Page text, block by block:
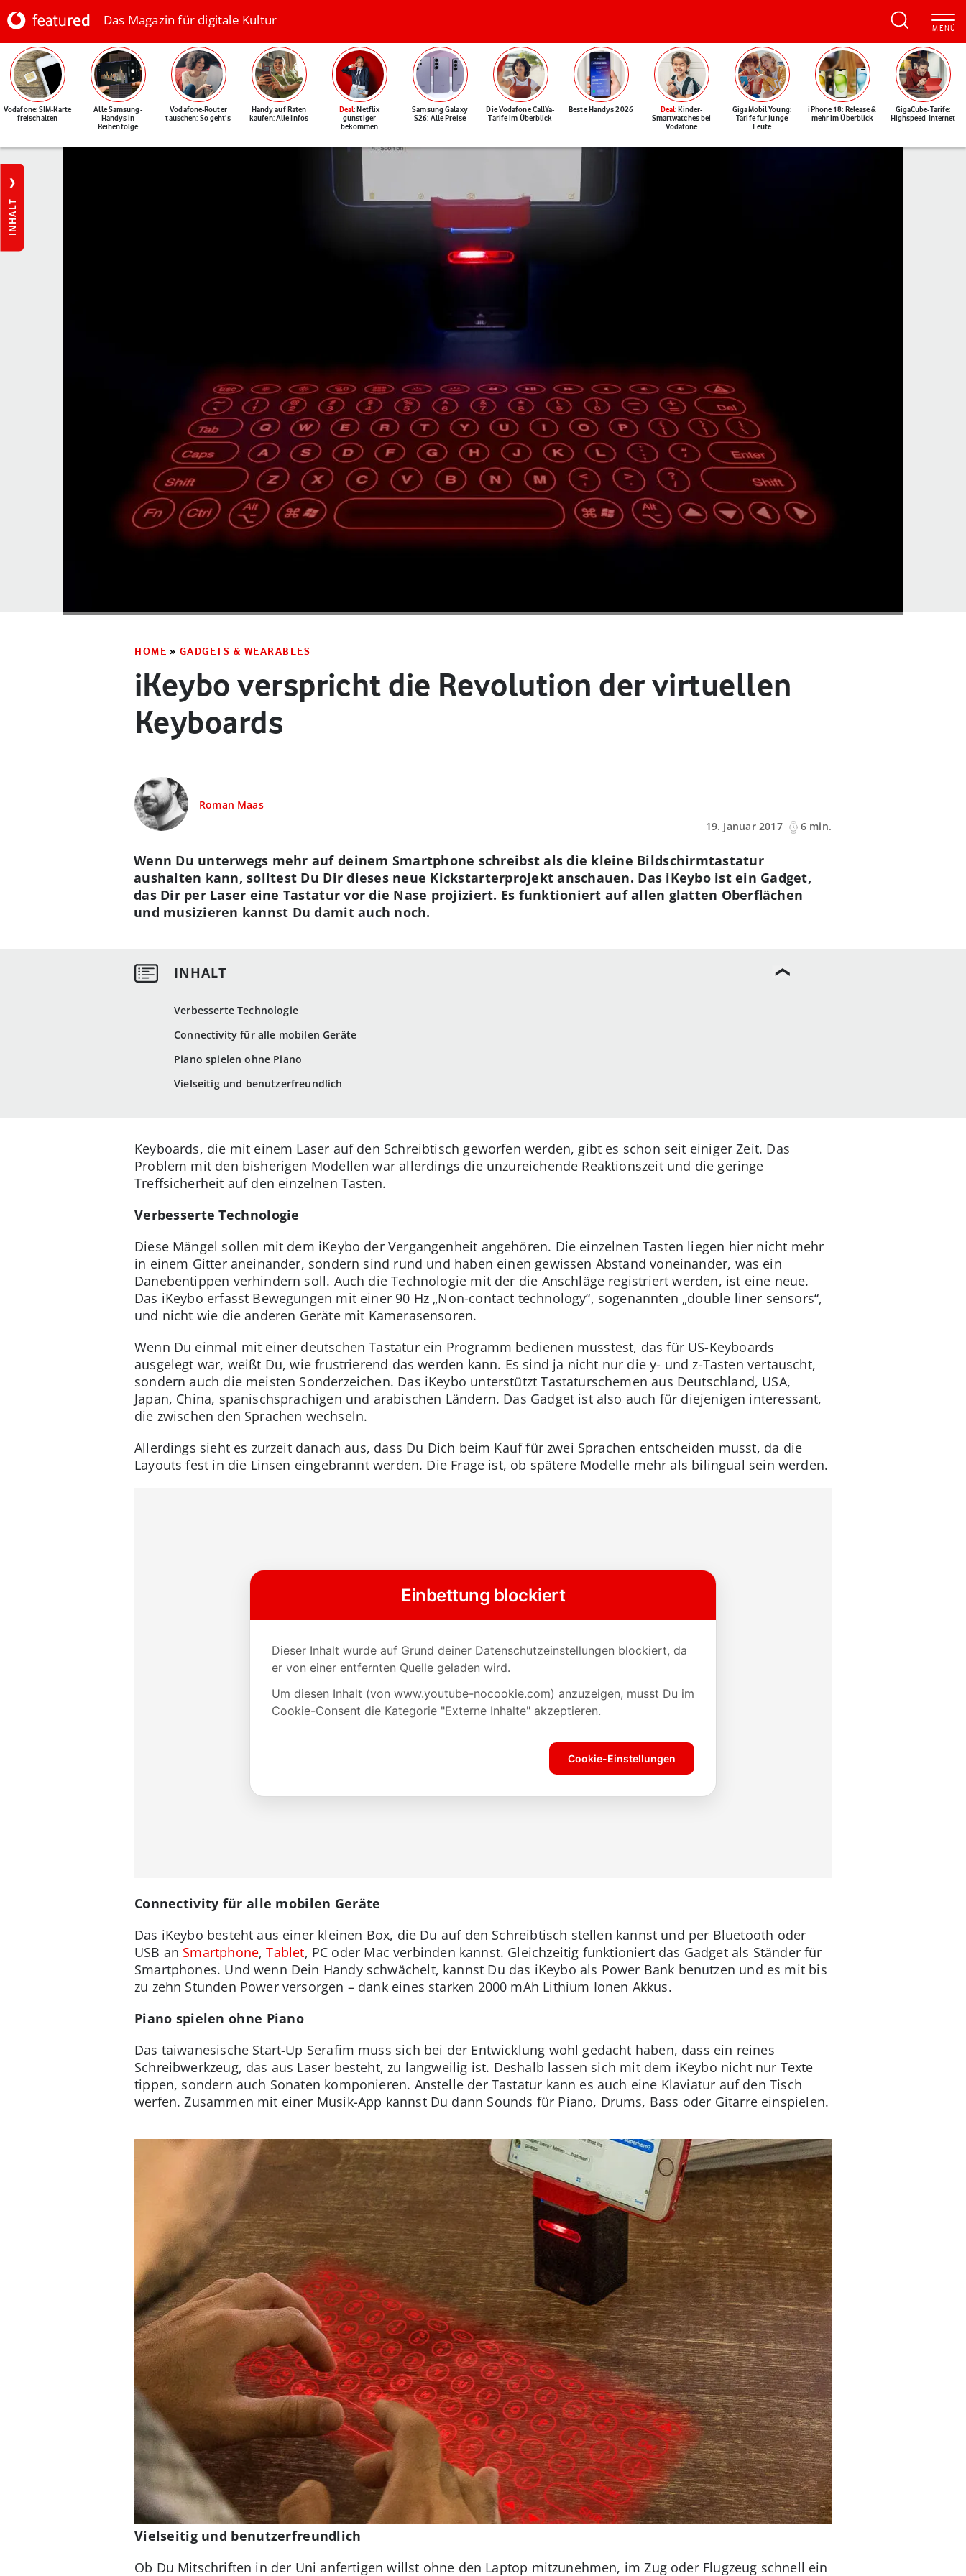
Das Magazin für digitale Kultur
Vodafone: SIM-Karte
freischalten
Alle Samsung-
Handys in
Reihenfolge
Vodafone-Router
tauschen: So geht's
Handy auf Raten
kaufen: Alle Infos
Deal: Netflix
günstiger
bekommen
Samsung Galaxy
S26: Alle Preise
Die Vodafone CallYa-
Tarife im Überblick
Beste Handys 2026 Deal: Kinder-
Smartwatches bei
Vodafone
GigaMobil Young:
Tarife für junge
Leute
iPhone 18: Release &
mehr im Überblick
GigaCube-Tarife:
Highspeed-Internet
INHALT
HOME » GADGETS & WEARABLES
iKeybo verspricht die Revolution der virtuellen
Keyboards
Roman Maas
19. Januar 2017
6 min.
Verbesserte Technologie
Connectivity für alle mobilen Geräte
Piano spielen ohne Piano
Vielseitig und benutzerfreundlich
Wenn Du unterwegs mehr auf deinem Smartphone schreibst als die kleine Bildschirmtastatur
aushalten kann, solltest Du Dir dieses neue Kickstarterprojekt anschauen. Das iKeybo ist ein Gadget,
das Dir per Laser eine Tastatur vor die Nase projiziert. Es funktioniert auf allen glatten Oberflächen
und musizieren kannst Du damit auch noch.
Keyboards, die mit einem Laser auf den Schreibtisch geworfen werden, gibt es schon seit einiger Zeit. Das
Problem mit den bisherigen Modellen war allerdings die unzureichende Reaktionszeit und die geringe
Treffsicherheit auf den einzelnen Tasten.
Verbesserte Technologie
Diese Mängel sollen mit dem iKeybo der Vergangenheit angehören. Die einzelnen Tasten liegen hier nicht mehr
in einem Gitter aneinander, sondern sind rund und haben einen gewissen Abstand voneinander, was ein
Danebentippen verhindern soll. Auch die Technologie mit der die Anschläge registriert werden, ist eine neue.
Das iKeybo erfasst Bewegungen mit einer 90 Hz „Non-contact technology“, sogenannten „double liner sensors“,
und nicht wie die anderen Geräte mit Kamerasensoren.
Wenn Du einmal mit einer deutschen Tastatur ein Programm bedienen musstest, das für US-Keyboards
ausgelegt war, weißt Du, wie frustrierend das werden kann. Es sind ja nicht nur die y- und z-Tasten vertauscht,
sondern auch die meisten Sonderzeichen. Das iKeybo unterstützt Tastaturschemen aus Deutschland, USA,
Japan, China, spanischsprachigen und arabischen Ländern. Das Gadget ist also auch für diejenigen interessant,
die zwischen den Sprachen wechseln.
Allerdings sieht es zurzeit danach aus, dass Du Dich beim Kauf für zwei Sprachen entscheiden musst, da die
Layouts fest in die Linsen eingebrannt werden. Die Frage ist, ob spätere Modelle mehr als bilingual sein werden.
Connectivity für alle mobilen Geräte
Das iKeybo besteht aus einer kleinen Box, die Du auf den Schreibtisch stellen kannst und per Bluetooth oder
USB an Smartphone,Tablet, PC oder Mac verbinden kannst. Gleichzeitig funktioniert das Gadget als Ständer für
Smartphones. Und wenn Dein Handy schwächelt, kannst Du das iKeybo als Power Bank benutzen und es mit bis
zu zehn Stunden Power versorgen – dank eines starken 2000 mAh Lithium Ionen Akkus.
Piano spielen ohne Piano
Das taiwanesische Start-Up Serafim muss sich bei der Entwicklung wohl gedacht haben, dass ein reines
Schreibwerkzeug, das aus Laser besteht, zu langweilig ist. Deshalb lassen sich mit dem iKeybo nicht nur Texte
tippen, sondern auch Sonaten komponieren. Anstelle der Tastatur kann es auch eine Klaviatur auf den Tisch
werfen. Zusammen mit einer Musik-App kannst Du dann Sounds für Piano, Drums, Bass oder Gitarre einspielen.
Vielseitig und benutzerfreundlich
Ob Du Mitschriften in der Uni anfertigen willst ohne den Laptop mitzunehmen, im Zug oder Flugzeug schnell ein